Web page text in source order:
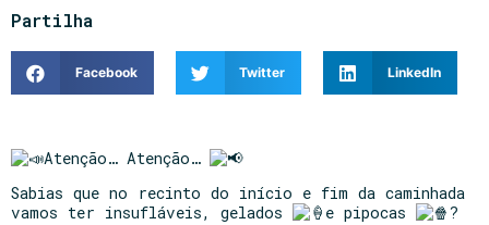
Partilha
Facebook Twitter LinkedIn
Atenção… Atenção…
Sabias que no recinto do início e fim da caminhada
vamos ter insufláveis, gelados
e pipocas
?